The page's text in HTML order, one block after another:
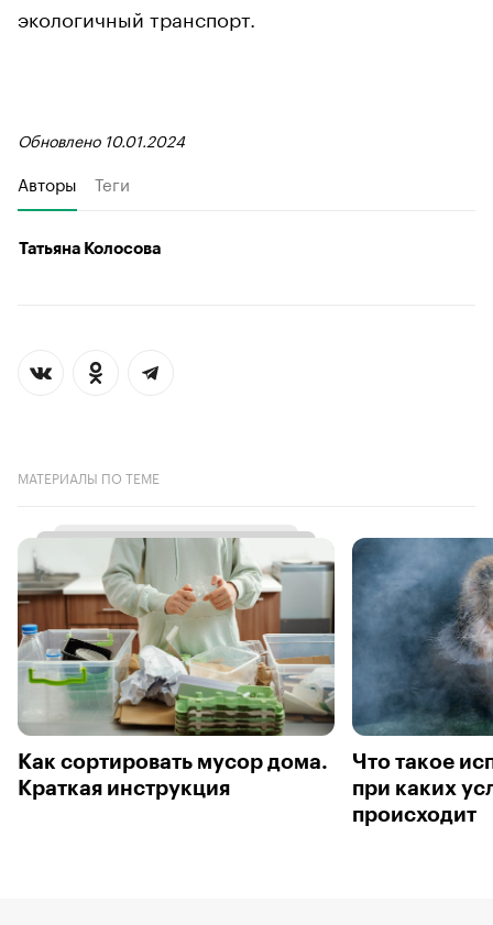
экологичный транспорт.
Обновлено 10.01.2024
Авторы Теги
Татьяна Колосова
МАТЕРИАЛЫ ПО ТЕМЕ
Как сортировать мусор дома.
Краткая инструкция
Что такое
при каких
происходит